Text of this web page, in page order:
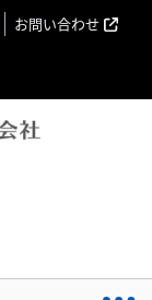
お問い合わせ